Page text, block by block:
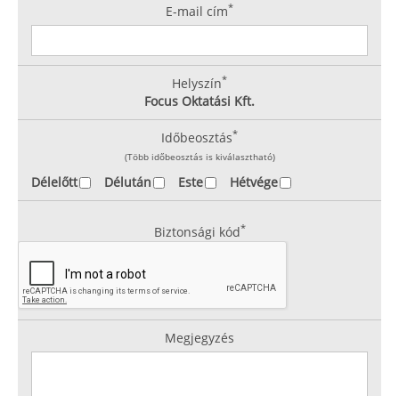
E-mail cím*
Helyszín*
Focus Oktatási Kft.
Időbeosztás*
(Több időbeosztás is kiválasztható)
Délelőtt Délután Este Hétvége
Biztonsági kód*
Megjegyzés